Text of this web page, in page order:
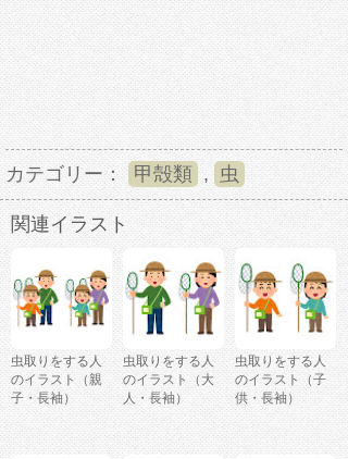
カテゴリー： 甲殻類 , 虫
関連イラスト
虫取りをする人
のイラスト（親
子・長袖）
虫取りをする人
のイラスト（大
人・長袖）
虫取りをする人
のイラスト（子
供・長袖）